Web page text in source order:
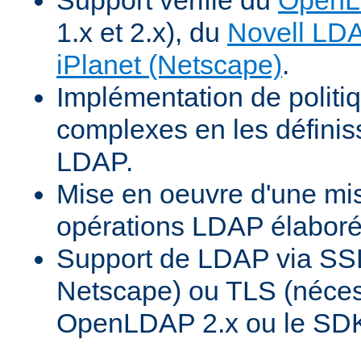
1.x et 2.x), du Novell
iPlanet (Netscape).
Implémentation de
complexes en les
LDAP.
Mise en oeuvre d'une
opérations LDAP
Support de LDAP via
Netscape) ou TLS
OpenLDAP 2.x ou le